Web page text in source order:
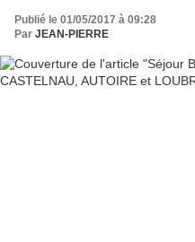
Publié le 01/05/2017 à 09:28
Par JEAN-PIERRE